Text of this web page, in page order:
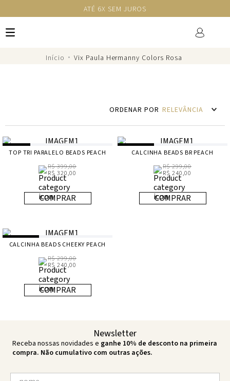
ATÉ 6X SEM JUROS
Vix Paula Hermanny Colors Rosa
RELEVÂNCIA
TOP TRI PARALELO BEADS PEACH
R$ 399,00
R$ 320,00
COMPRAR
CALCINHA BEADS BR PEACH
R$ 299,00
R$ 240,00
COMPRAR
CALCINHA BEADS CHEEKY PEACH
R$ 299,00
R$ 240,00
COMPRAR
Newsletter
Receba nossas novidades e ganhe 10% de desconto na primeira
compra. Não cumulativo com outras ações.